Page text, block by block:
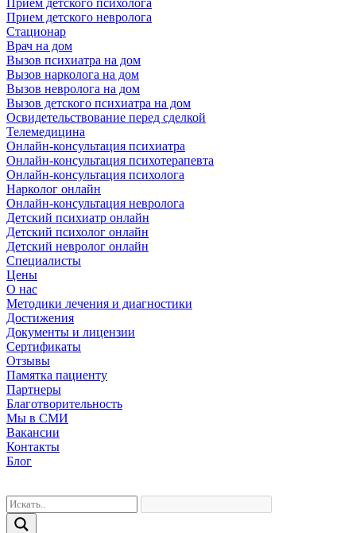
Прием детского психолога
Прием детского невролога
Стационар
Врач на дом
Вызов психиатра на дом
Вызов нарколога на дом
Вызов невролога на дом
Вызов детского психиатра на дом
Освидетельствование перед сделкой
Телемедицина
Онлайн-консультация психиатра
Онлайн-консультация психотерапевта
Онлайн-консультация психолога
Нарколог онлайн
Онлайн-консультация невролога
Детский психиатр онлайн
Детский психолог онлайн
Детский невролог онлайн
Специалисты
Цены
О нас
Методики лечения и диагностики
Достижения
Документы и лицензии
Сертификаты
Отзывы
Памятка пациенту
Партнеры
Благотворительность
Мы в СМИ
Вакансии
Контакты
Блог